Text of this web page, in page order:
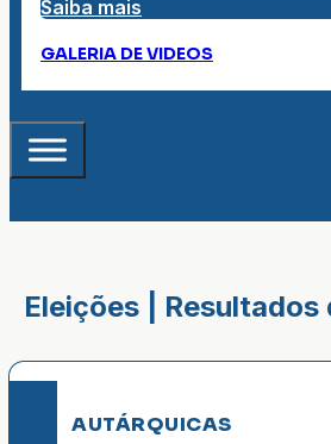
Saiba mais
GALERIA DE VIDEOS
Eleições | Resultados
AUTÁRQUICAS